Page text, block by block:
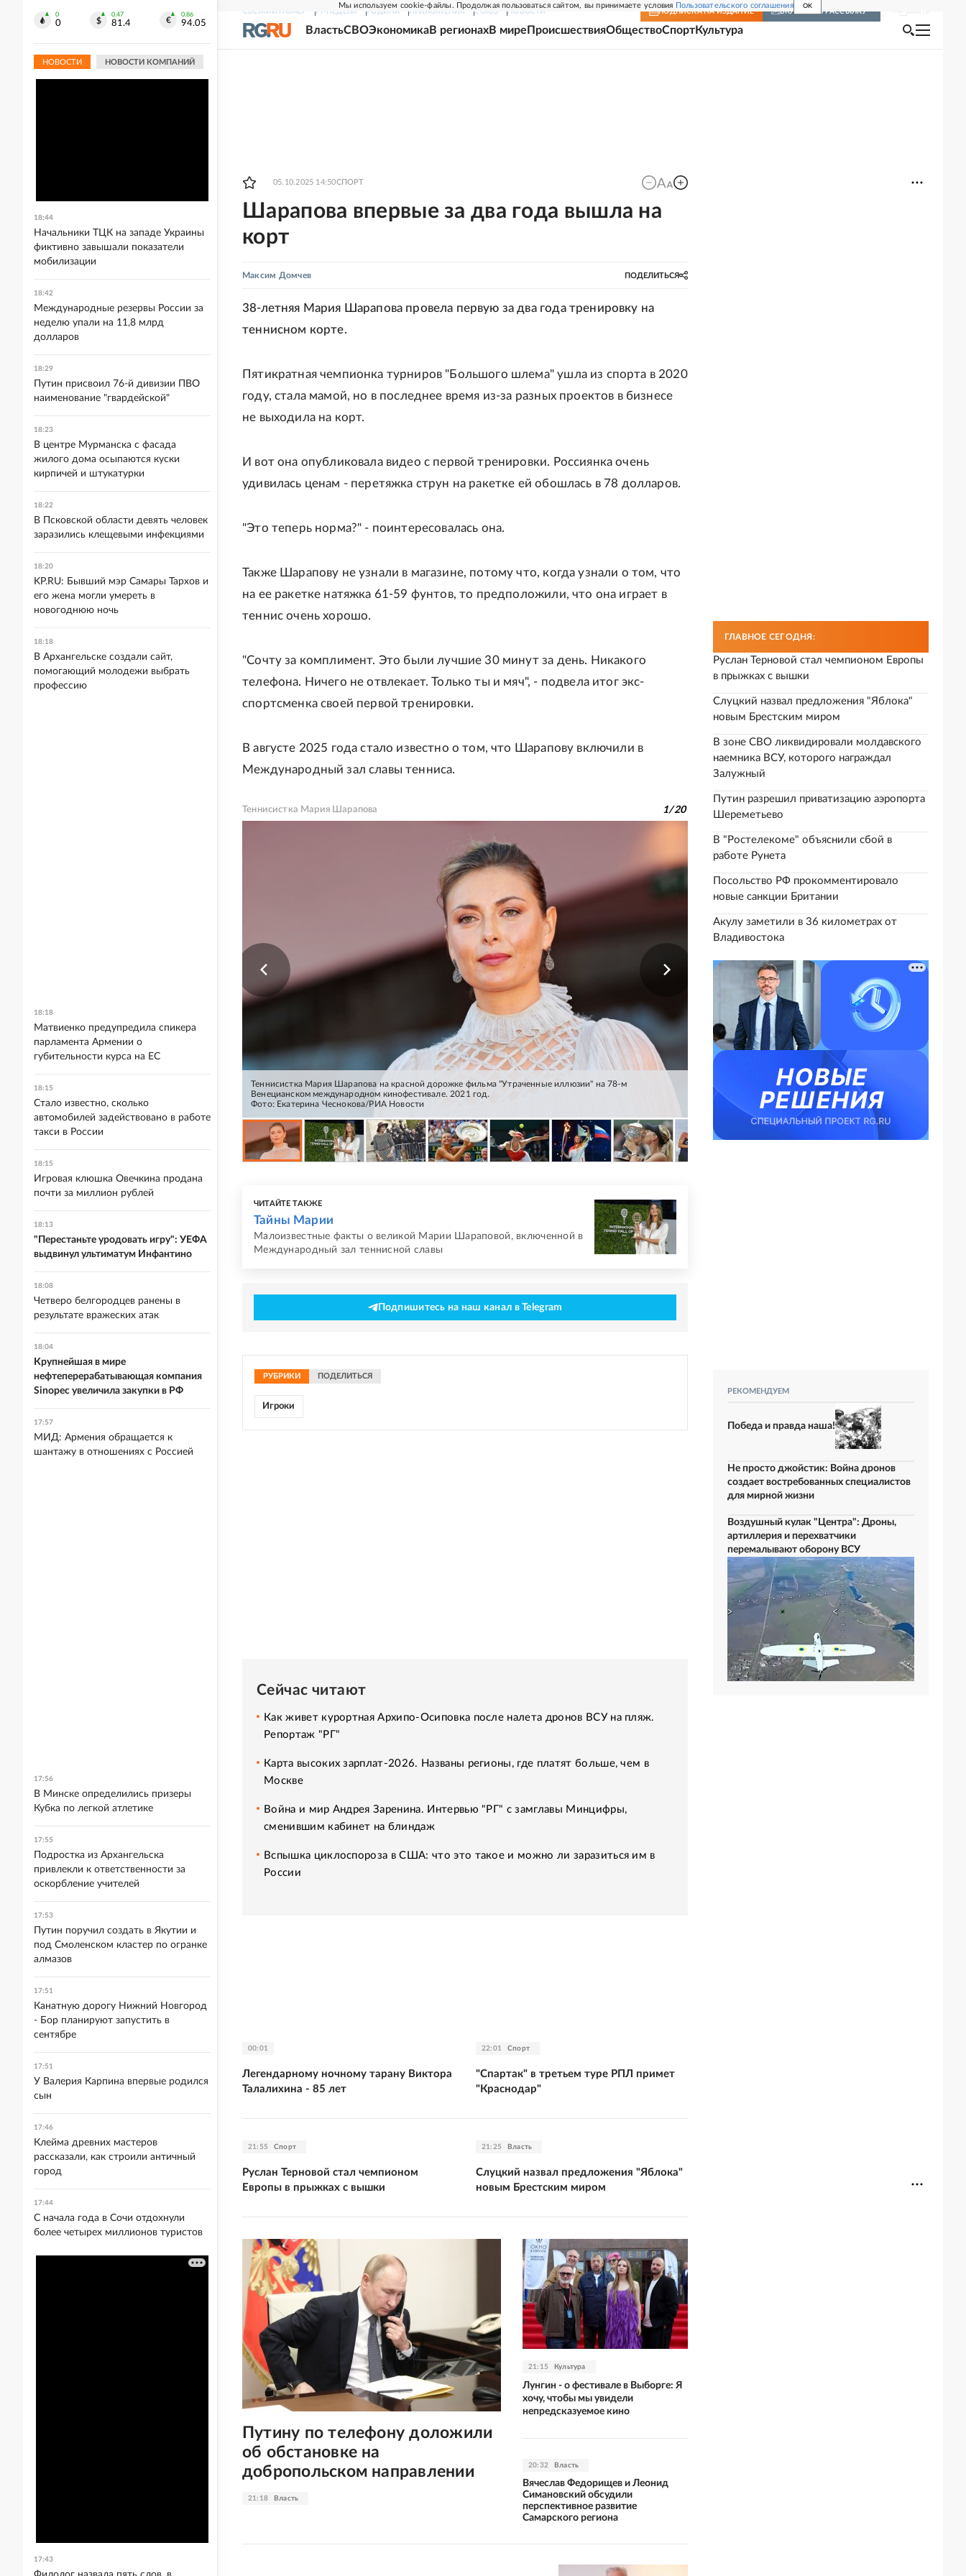
Мы используем cookie-файлы. Продолжая пользоваться сайтом, вы принимаете условия Пользовательского соглашения OK
СВЕЖИЙ НОМЕР РГ-НЕДЕЛЯ РОДИНА ПРИЛОЖЕНИЯ СОЮЗ НОВОСТИ ПОДПИСКА НА ИЗДАНИЕ ВКЛЮЧИТЬ РАССЫЛКУ
ВластьСВОЭкономикаВ регионахВ мире ПроисшествияОбществоСпортКультура
05.10.2025 14:50СПОРТ
Шарапова впервые за два года вышла на
корт
Максим Домчев ПОДЕЛИТЬСЯ
38-летняя Мария Шарапова провела первую за два года тренировку на
теннисном корте.
Пятикратная чемпионка турниров "Большого шлема" ушла из спорта в 2020
году, стала мамой, но в последнее время из-за разных проектов в бизнесе
не выходила на корт.
И вот она опубликовала видео с первой тренировки. Россиянка очень
удивилась ценам - перетяжка струн на ракетке ей обошлась в 78 долларов.
"Это теперь норма?" - поинтересовалась она.
Также Шарапову не узнали в магазине, потому что, когда узнали о том, что
на ее ракетке натяжка 61-59 фунтов, то предположили, что она играет в
теннис очень хорошо.
"Сочту за комплимент. Это были лучшие 30 минут за день. Никакого
телефона. Ничего не отвлекает. Только ты и мяч", - подвела итог экс-
спортсменка своей первой тренировки.
В августе 2025 года стало известно о том, что Шарапову включили в
Международный зал славы тенниса.
Теннисистка Мария Шарапова 1/20
Теннисистка Мария Шарапова на красной дорожке фильма "Утраченные иллюзии" на 78-м
Венецианском международном кинофестивале. 2021 год.
Фото: Екатерина Чеснокова/РИА Новости
ЧИТАЙТЕ ТАКЖЕ
Тайны Марии
Малоизвестные факты о великой Марии Шараповой, включенной в
Международный зал теннисной славы
Подпишитесь на наш канал в Telegram
РУБРИКИ ПОДЕЛИТЬСЯ
Игроки
Сейчас читают
Как живет курортная Архипо-Осиповка после налета дронов ВСУ на пляж.
Репортаж "РГ"
Карта высоких зарплат-2026. Названы регионы, где платят больше, чем в
Москве
Война и мир Андрея Заренина. Интервью "РГ" с замглавы Минцифры,
сменившим кабинет на блиндаж
Вспышка циклоспороза в США: что это такое и можно ли заразиться им в
России
00:01
Легендарному ночному тарану Виктора
Талалихина - 85 лет
22:01 Спорт
"Спартак" в третьем туре РПЛ примет
"Краснодар"
21:55 Спорт
Руслан Терновой стал чемпионом
Европы в прыжках с вышки
21:25 Власть
Слуцкий назвал предложения "Яблока"
новым Брестским миром
21:18 Власть
Путину по телефону доложили
об обстановке на
добропольском направлении
21:15 Культура
Лунгин - о фестивале в Выборге: Я
хочу, чтобы мы увидели
непредсказуемое кино
20:32 Власть
Вячеслав Федорищев и Леонид
Симановский обсудили
перспективное развитие
Самарского региона
ГЛАВНОЕ СЕГОДНЯ:
Руслан Терновой стал чемпионом Европы
в прыжках с вышки
Слуцкий назвал предложения "Яблока"
новым Брестским миром
В зоне СВО ликвидировали молдавского
наемника ВСУ, которого награждал
Залужный
Путин разрешил приватизацию аэропорта
Шереметьево
В "Ростелекоме" объяснили сбой в
работе Рунета
Посольство РФ прокомментировало
новые санкции Британии
Акулу заметили в 36 километрах от
Владивостока
РЕКОМЕНДУЕМ
Победа и правда наша!
Не просто джойстик: Война дронов
создает востребованных специалистов
для мирной жизни
Воздушный кулак "Центра": Дроны,
артиллерия и перехватчики
перемалывают оборону ВСУ
0
0
0.47
81.4
0.86
94.05
НОВОСТИ НОВОСТИ КОМПАНИЙ
18:44
Начальники ТЦК на западе Украины
фиктивно завышали показатели
мобилизации
18:42
Международные резервы России за
неделю упали на 11,8 млрд
долларов
18:29
Путин присвоил 76-й дивизии ПВО
наименование "гвардейской"
18:23
В центре Мурманска с фасада
жилого дома осыпаются куски
кирпичей и штукатурки
18:22
В Псковской области девять человек
заразились клещевыми инфекциями
18:20
KP.RU: Бывший мэр Самары Тархов и
его жена могли умереть в
новогоднюю ночь
18:18
В Архангельске создали сайт,
помогающий молодежи выбрать
профессию
18:18
Матвиенко предупредила спикера
парламента Армении о
губительности курса на ЕС
18:15
Стало известно, сколько
автомобилей задействовано в работе
такси в России
18:15
Игровая клюшка Овечкина продана
почти за миллион рублей
18:13
"Перестаньте уродовать игру": УЕФА
выдвинул ультиматум Инфантино
18:08
Четверо белгородцев ранены в
результате вражеских атак
18:04
Крупнейшая в мире
нефтеперерабатывающая компания
Sinopec увеличила закупки в РФ
17:57
МИД: Армения обращается к
шантажу в отношениях с Россией
17:56
В Минске определились призеры
Кубка по легкой атлетике
17:55
Подростка из Архангельска
привлекли к ответственности за
оскорбление учителей
17:53
Путин поручил создать в Якутии и
под Смоленском кластер по огранке
алмазов
17:51
Канатную дорогу Нижний Новгород
- Бор планируют запустить в
сентябре
17:51
У Валерия Карпина впервые родился
сын
17:46
Клейма древних мастеров
рассказали, как строили античный
город
17:44
С начала года в Сочи отдохнули
более четырех миллионов туристов
17:43